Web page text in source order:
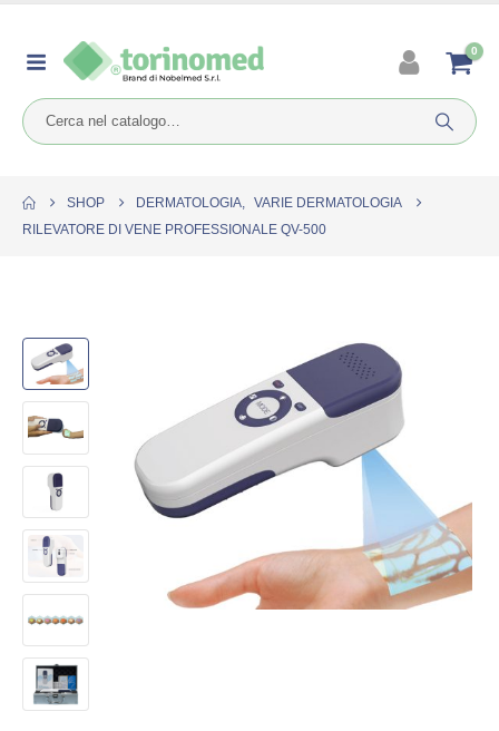
0
SHOP DERMATOLOGIA, VARIE DERMATOLOGIA
RILEVATORE DI VENE PROFESSIONALE QV-500